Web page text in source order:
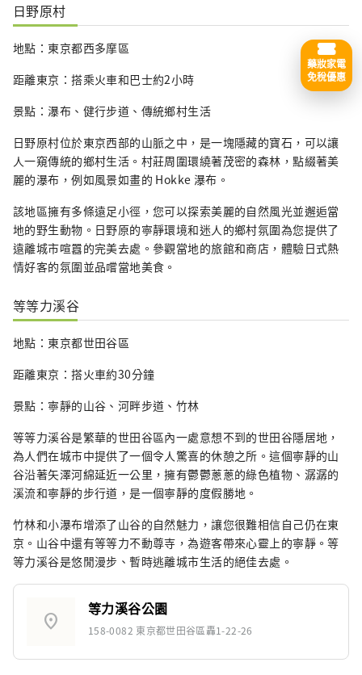
日野原村
地點：東京都西多摩區
距離東京：搭乘火車和巴士約2小時
景點：瀑布、健行步道、傳統鄉村生活
日野原村位於東京西部的山脈之中，是一塊隱藏的寶石，可以讓
人一窺傳統的鄉村生活。村莊周圍環繞著茂密的森林，點綴著美
麗的瀑布，例如風景如畫的 Hokke 瀑布。
該地區擁有多條遠足小徑，您可以探索美麗的自然風光並邂逅當
地的野生動物。日野原的寧靜環境和迷人的鄉村氛圍為您提供了
遠離城市喧囂的完美去處。參觀當地的旅館和商店，體驗日式熱
情好客的氛圍並品嚐當地美食。
等等力溪谷
地點：東京都世田谷區
距離東京：搭火車約30分鐘
景點：寧靜的山谷、河畔步道、竹林
等等力溪谷是繁華的世田谷區內一處意想不到的世田谷隱居地，
為人們在城市中提供了一個令人驚喜的休憩之所。這個寧靜的山
谷沿著矢澤河綿延近一公里，擁有鬱鬱蔥蔥的綠色植物、潺潺的
溪流和寧靜的步行道，是一個寧靜的度假勝地。
竹林和小瀑布增添了山谷的自然魅力，讓您很難相信自己仍在東
京。山谷中還有等等力不動尊寺，為遊客帶來心靈上的寧靜。等
等力溪谷是悠閒漫步、暫時逃離城市生活的絕佳去處。
location_on
等力溪谷公園
158-0082 東京都世田谷區轟1-22-26
藥妝家電
免稅優惠